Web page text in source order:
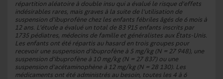
répartition aléatoire à double insu qui a évalué le risque d’effets
indésirables rares, mais graves à la suite de l’utilisation de
suspension d’ibuprofène chez les enfants fébriles âgés de 6 mois à
12 ans. L’étude a évalué un total de 83 915 enfants inscrits par
1735 pédiatres, médecins de famille et généralistes aux États-Unis.
Les enfants ont été répartis au hasard en trois groupes pour
recevoir une suspension d’ibuprofène à 5 mg/kg (N = 27 948), une
suspension d’ibuprofène à 10 mg/kg (N = 27 837) ou une
suspension d’acétaminophène à 12 mg/kg (N = 28 130). Les
médicaments ont été administrés au besoin, toutes les 4 à 6